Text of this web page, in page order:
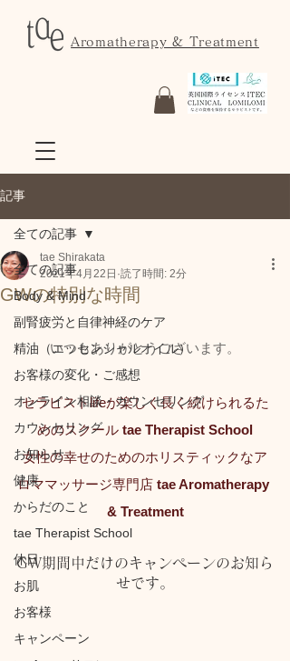
Aromatherapy & Treatment
記事
全ての記事
Body & Mind
副腎疲労と自律神経のケア
精油（エッセンシャルオイル）
お客様の変化・ご感想
オンライン相談・カウンセリング
カウンセリング
お知らせ
健康
からだのこと
tae Therapist School
休日
お肌
お客様
キャンペーン
全ての記事
GWの特別な時間
tae Shirakata
2021年4月22日 読了時間: 2分
いつもありがとうございます。
セラピストlifeが楽しく長く続けられるた
めのスクール tae Therapist School
女性の幸せのためのホリスティックなア
ロママッサージ専門店 tae Aromatherapy
& Treatment
GW期間中だけのキャンペーンのお知ら
せです。